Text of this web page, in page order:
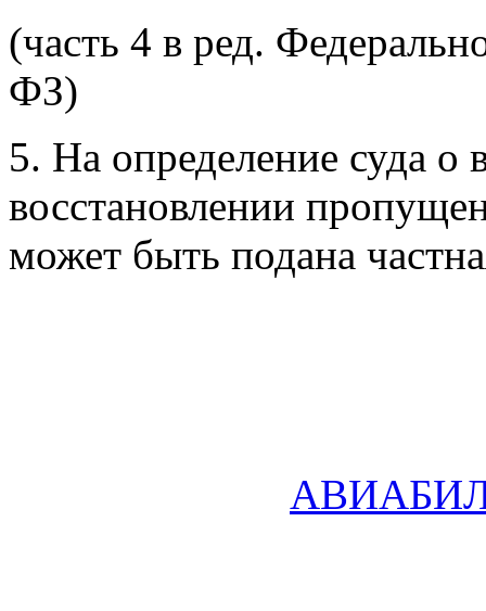
(часть 4 в ред.
ФЗ)
5. На определение суда о
восстановлении
может быть подана